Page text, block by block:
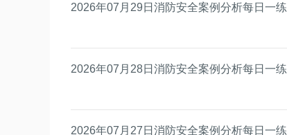
2026年07月29日消防安全案例分析每日一练
2026年07月28日消防安全案例分析每日一练
2026年07月27日消防安全案例分析每日一练